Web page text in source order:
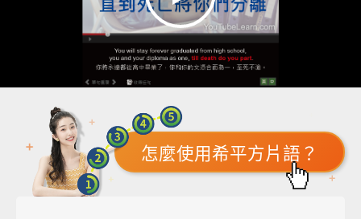
怎麼使用希平方片語？